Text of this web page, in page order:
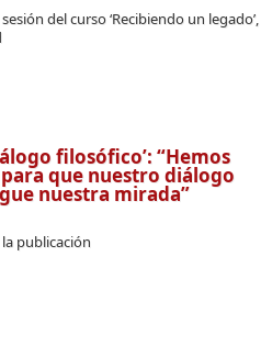
del curso ‘Recibiendo un legado’,
filosófico’: “Hemos
que nuestro diálogo
nuestra mirada”
publicación